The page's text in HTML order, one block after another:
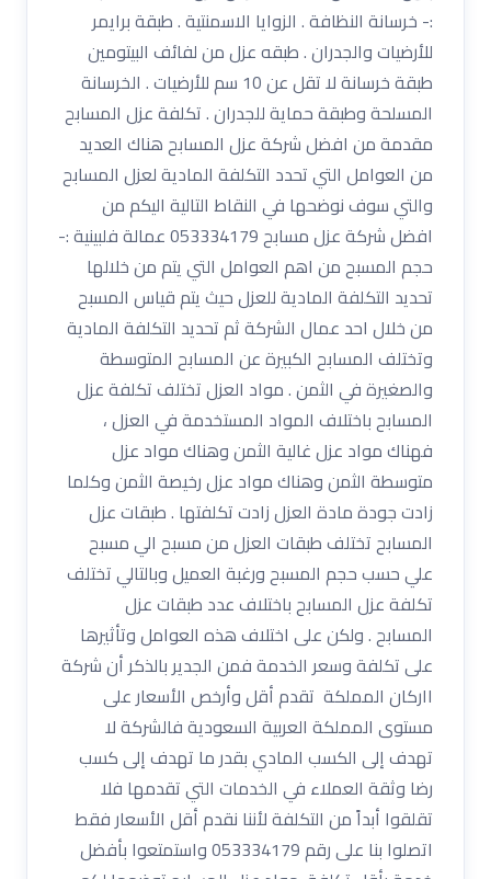
:- خرسانة النظافة . الزوايا الاسمنتية . طبقة برايمر
للأرضيات والجدران . طبقه عزل من لفائف البيتومين
طبقة خرسانة لا تقل عن 10 سم للأرضيات . الخرسانة
المسلحة وطبقة حماية للجدران . تكلفة عزل المسابح
مقدمة من افضل شركة عزل المسابح هناك العديد
من العوامل التي تحدد التكلفة المادية لعزل المسابح
والتي سوف نوضحها في النقاط التالية اليكم من
افضل شركة عزل مسابح 053334179 عمالة فلبينية :-
حجم المسبح من اهم العوامل التي يتم من خلالها
تحديد التكلفة المادية للعزل حيث يتم قياس المسبح
من خلال احد عمال الشركة ثم تحديد التكلفة المادية
وتختلف المسابح الكبيرة عن المسابح المتوسطة
والصغيرة في الثمن . مواد العزل تختلف تكلفة عزل
المسابح باختلاف المواد المستخدمة في العزل ،
فهناك مواد عزل غالية الثمن وهناك مواد عزل
متوسطة الثمن وهناك مواد عزل رخيصة الثمن وكلما
زادت جودة مادة العزل زادت تكلفتها . طبقات عزل
المسابح تختلف طبقات العزل من مسبح الي مسبح
علي حسب حجم المسبح ورغبة العميل وبالتالي تختلف
تكلفة عزل المسابح باختلاف عدد طبقات عزل
المسابح . ولكن على اختلاف هذه العوامل وتأثيرها
على تكلفة وسعر الخدمة فمن الجدير بالذكر أن شركة
ااركان المملكة تقدم أقل وأرخص الأسعار على
مستوى المملكة العربية السعودية فالشركة لا
تهدف إلى الكسب المادي بقدر ما تهدف إلى كسب
رضا وثقة العملاء في الخدمات التي تقدمها فلا
تقلقوا أبداً من التكلفة لأننا نقدم أقل الأسعار فقط
اتصلوا بنا على رقم 053334179 واستمتعوا بأفضل